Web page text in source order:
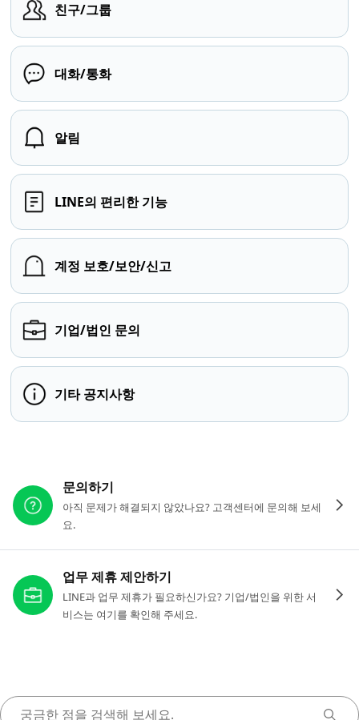
친구/그룹
대화/통화
알림
LINE의 편리한 기능
계정 보호/보안/신고
기업/법인 문의
기타 공지사항
문의하기
아직 문제가 해결되지 않았나요? 고객센터에 문의해 보세
요.
업무 제휴 제안하기
LINE과 업무 제휴가 필요하신가요? 기업/법인을 위한 서
비스는 여기를 확인해 주세요.